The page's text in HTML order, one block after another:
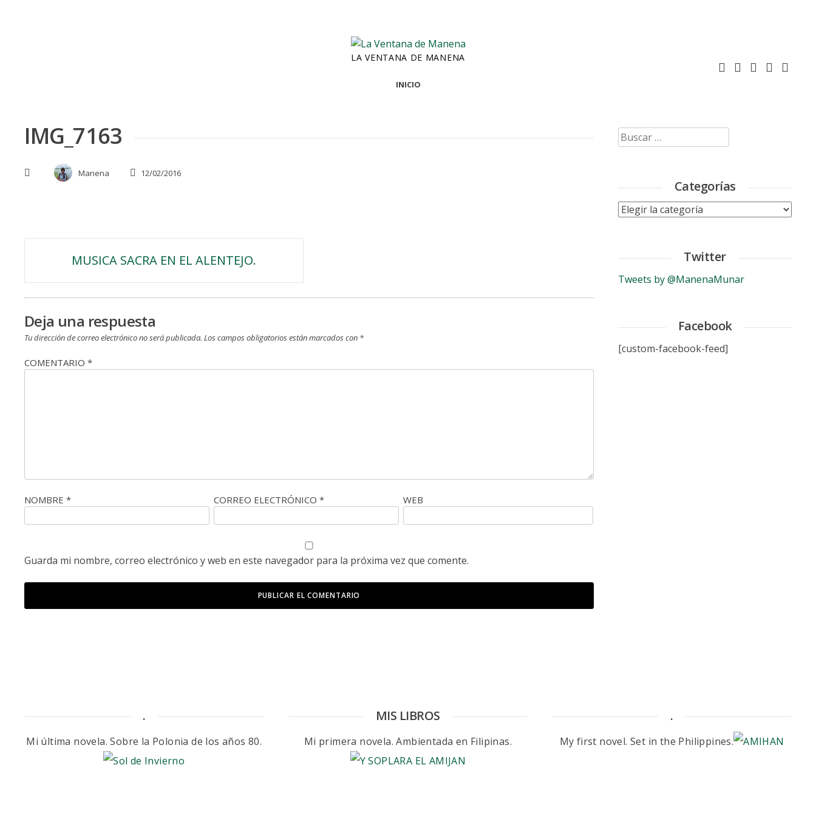
LA VENTANA DE MANENA
INICIO
IMG_7163
Manena 12/02/2016
Navegación
de
entradas
MUSICA SACRA EN EL ALENTEJO.
Deja una respuesta
Tu dirección de correo electrónico no será publicada. Los campos obligatorios están marcados con *
COMENTARIO *
NOMBRE * CORREO ELECTRÓNICO* WEB
Guarda mi nombre, correo electrónico y web en este navegador para la próxima vez que comente.
Buscar:
Categorías
Categorías
Twitter
Tweets by @ManenaMunar
Facebook
[custom-facebook-feed]
.
Mi última novela. Sobre la Polonia de los años 80.
MIS LIBROS
Mi primera novela. Ambientada en Filipinas.
.
My first novel. Set in the Philippines.